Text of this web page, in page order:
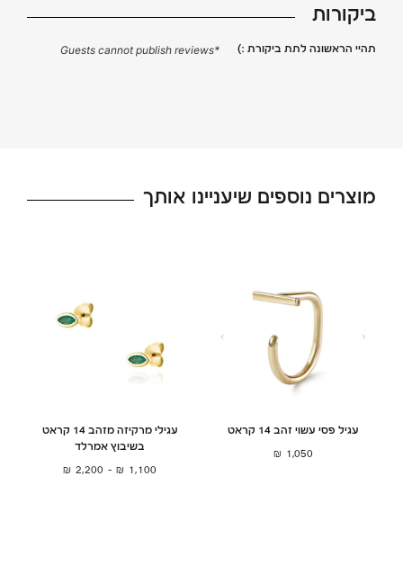
ביקורות
תהיי הראשונה לתת ביקורת :) *Guests cannot publish reviews
מוצרים נוספים שיעניינו אותך
עגיל פסי עשוי זהב 14 קראט
1,050
₪
עגילי מרקיזה מזהב 14 קראט
בשיבוץ אמרלד
1,100
₪
–
2,200
₪